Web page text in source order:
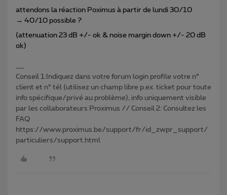
attendons la réaction Poximus à partir de lundi 30/10
→ 40/10 possible ?
(attenuation 23 dB +/- ok & noise margin down +/- 20 dB
ok)
Conseil 1:Indiquez dans votre forum login profile votre n°
client et n° tél (utilisez un champ libre p.ex. ticket pour toute
info spécifique/privé au problème), info uniquement visible
par les collaborateurs Proximus // Conseil 2: Consultez les
FAQ
https://www.proximus.be/support/fr/id_zwpr_support/
particuliers/support.html